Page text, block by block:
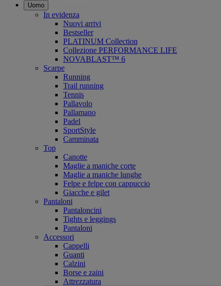
Uomo
In evidenza
Nuovi arrivi
Bestseller
PLATINUM Collection
Collezione PERFORMANCE LIFE
NOVABLAST™ 6
Scarpe
Running
Trail running
Tennis
Pallavolo
Pallamano
Padel
SportStyle
Camminata
Top
Canotte
Maglie a maniche corte
Maglie a maniche lunghe
Felpe e felpe con cappuccio
Giacche e gilet
Pantaloni
Pantaloncini
Tights e leggings
Pantaloni
Accessori
Cappelli
Guanti
Calzini
Borse e zaini
Attrezzatura